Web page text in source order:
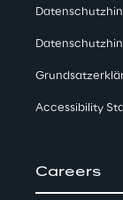
Accessibility
Careers